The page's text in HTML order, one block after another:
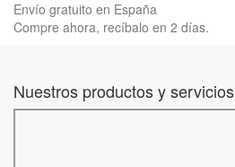
Envío gratuito en España
Compre ahora, recíbalo en 2 días.
Nuestros productos y servicios